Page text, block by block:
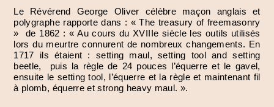
Le Révérend George Oliver célèbre maçon anglais et
polygraphe rapporte dans : « The treasury of freemasonry
» de 1862 : « Au cours du XVIIIe siècle les outils utilisés
lors du meurtre connurent de nombreux changements. En
1717 ils étaient : setting maul, setting tool and setting
beetle, puis la règle de 24 pouces l’équerre et le gavel,
ensuite le setting tool, l’équerre et la règle et maintenant fil
à plomb, équerre et strong heavy maul. ».